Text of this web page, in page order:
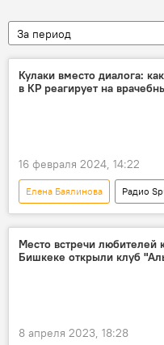
За период
Кулаки вместо диалога:
в КР реагирует на
16 февраля 2024, 14:22
Елена Баялинова
Радио
врачи
Кыргызстан
медики
защита
Место встречи любителей
Бишкеке открыли клуб
8 апреля 2023, 18:28